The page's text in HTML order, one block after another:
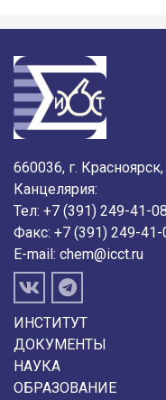
660036, г.
Канцелярия:
Тел: +7 (391) 249-41-
Факс: +7 (391) 249-41-
E-mail: chem@icct.ru
ИНСТИТУТ
ДОКУМЕНТЫ
НАУКА
ОБРАЗОВАНИЕ